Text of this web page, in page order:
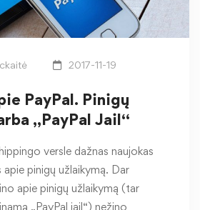
2017-11-19
PayPal. Pinigų
„PayPal Jail“
versle dažnas naujokas
pinigų užlaikymą. Dar
apie pinigų užlaikymą (tar
„PayPal jail“) nežino